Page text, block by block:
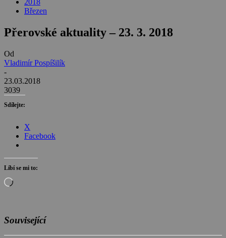
2018
Březen
Přerovské aktuality – 23. 3. 2018
Od
Vladimír Pospíšilík
-
23.03.2018
3039
Sdílejte:
X
Facebook
Líbí se mi to:
Načítání…
Související